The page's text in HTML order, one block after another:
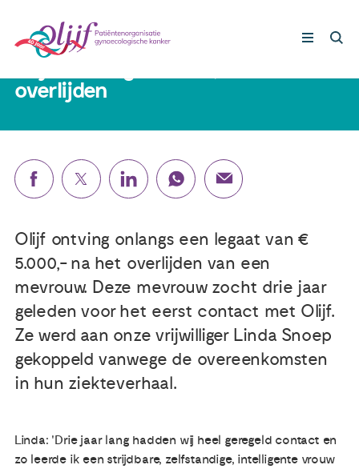
Nieuws
Agenda
Ervaringsdeskundigheid
Lotgenoten
Leven met/na kanker
Steun ons
26 juni 2023
overlijden
Olijf ontving onlangs een legaat van €
5.000,- na het overlijden van een
mevrouw. Deze mevrouw zocht drie jaar
geleden voor het eerst contact met Olijf.
Ze werd aan onze vrijwilliger Linda Snoep
gekoppeld vanwege de overeenkomsten
in hun ziekteverhaal.
Linda: 'Drie jaar lang hadden wij heel geregeld contact en
zo leerde ik een strijdbare, zelfstandige, intelligente vrouw